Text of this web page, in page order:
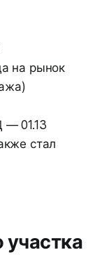
на рынок
— 01.13
стал